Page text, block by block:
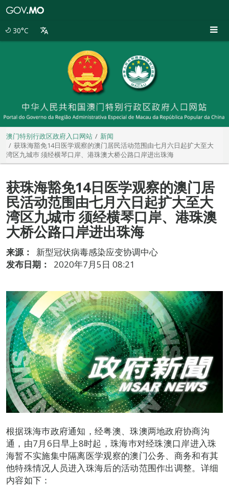
30°C
澳门特别行政区政府入口网站
新闻
获珠海豁免14日医学观察的澳门居民活动范围由七月六日起扩大至大
湾区九城巿 须经横琴口岸、港珠澳大桥公路口岸进出珠海
获珠海豁免14日医学观察的澳门居
民活动范围由七月六日起扩大至大
湾区九城巿 须经横琴口岸、港珠澳
大桥公路口岸进出珠海
来源：
新型冠状病毒感染应变协调中心
发布日期：
2020年7月5日 08:21
根据珠海巿政府通知，经粤澳、珠澳两地政府协商沟
通，由7月6日早上8时起，珠海巿对经珠澳口岸进入珠
海暂不实施集中隔离医学观察的澳门公务、商务和有其
他特殊情况人员进入珠海后的活动范围作出调整。详细
内容如下：